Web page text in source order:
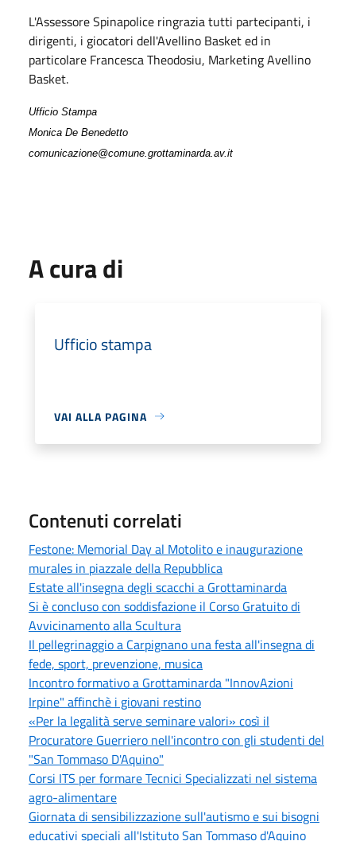
L'Assessore Spinapolice ringrazia tutti partecipanti, i
dirigenti, i giocatori dell'Avellino Basket ed in
particolare Francesca Theodosiu, Marketing Avellino
Basket.
Ufficio Stampa
Monica De Benedetto
comunicazione@comune.grottaminarda.av.it
A cura di
Ufficio stampa
VAI ALLA PAGINA
Contenuti correlati
Festone: Memorial Day al Motolito e inaugurazione
murales in piazzale della Repubblica
Estate all'insegna degli scacchi a Grottaminarda
Si è concluso con soddisfazione il Corso Gratuito di
Avvicinamento alla Scultura
Il pellegrinaggio a Carpignano una festa all'insegna di
fede, sport, prevenzione, musica
Incontro formativo a Grottaminarda "InnovAzioni
Irpine" affinchè i giovani restino
«Per la legalità serve seminare valori» così il
Procuratore Guerriero nell'incontro con gli studenti del
"San Tommaso D'Aquino"
Corsi ITS per formare Tecnici Specializzati nel sistema
agro-alimentare
Giornata di sensibilizzazione sull'autismo e sui bisogni
educativi speciali all'Istituto San Tommaso d'Aquino